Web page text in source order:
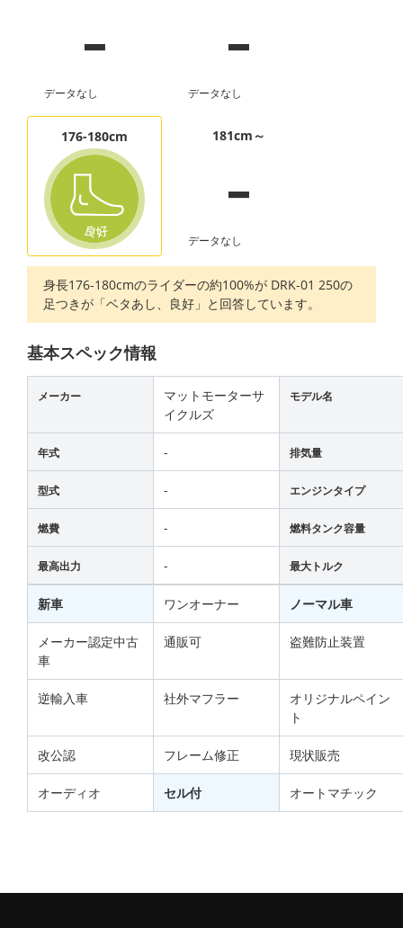
-
データなし -
データなし
176-180cm 181cm～
-
データなし
身長176-180cmのライダーの約100%が DRK-01 250の
足つきが「ベタあし、良好」と回答しています。
基本スペック情報
メーカー
マットモーターサ
イクルズ
モデル名
年式 - 排気量
型式 - エンジンタイプ
燃費 - 燃料タンク容量
最高出力 - 最大トルク
新車 ワンオーナー ノーマル車
メーカー認定中古
車
通販可 盗難防止装置
逆輸入車 社外マフラー
オリジナルペイン
ト
改公認 フレーム修正 現状販売
オーディオ セル付 オートマチック